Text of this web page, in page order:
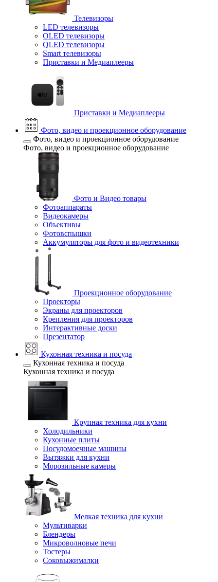
Телевизоры
LED телевизоры
OLED телевизоры
QLED телевизоры
Smart телевизоры
Приставки и Медиаплееры
Приставки и Медиаплееры
Фото, видео и проекционное оборудование
Фото, видео и проекционное оборудование
Фото, видео и проекционное оборудование
Фото и Видео товары
Фотоаппараты
Видеокамеры
Объективы
Фотовспышки
Аккумуляторы для фото и видеотехники
Проекционное оборудование
Проекторы
Экраны для проекторов
Крепления для проекторов
Интерактивные доски
Презентатор
Кухонная техника и посуда
Кухонная техника и посуда
Кухонная техника и посуда
Крупная техника для кухни
Холодильники
Кухонные плиты
Посудомоечные машины
Вытяжки для кухни
Морозильные камеры
Мелкая техника для кухни
Мультиварки
Блендеры
Микроволновые печи
Тостеры
Соковыжималки